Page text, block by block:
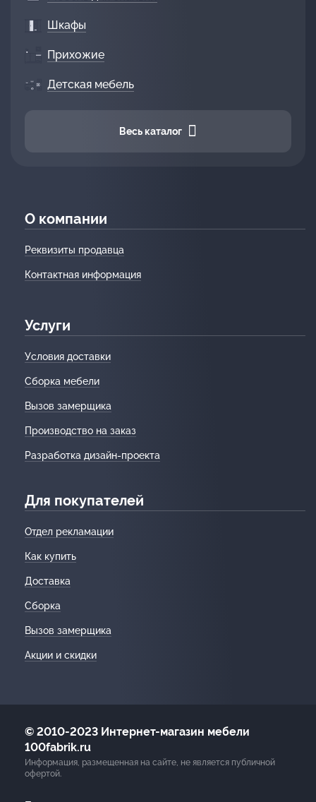
Шкафы
Прихожие
Детская мебель
Весь каталог
О компании
Реквизиты продавца
Контактная информация
Услуги
Условия доставки
Сборка мебели
Вызов замерщика
Производство на заказ
Разработка дизайн-проекта
Для покупателей
Отдел рекламации
Как купить
Доставка
Сборка
Вызов замерщика
Акции и скидки
© 2010-2023 Интернет-магазин мебели
100fabrik.ru
Информация, размещенная на сайте, не является публичной
офертой.